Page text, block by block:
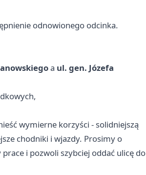
odnowionego odcinka.
a ul. gen. Józefa
wymierne korzyści - solidniejszą
chodniki i wjazdy. Prosimy o
i pozwoli szybciej oddać ulicę do